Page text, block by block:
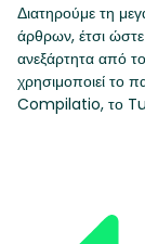
Διατηρούμε τη
άρθρων, έτσι
ανεξάρτητα από
χρησιμοποιεί το
Compilatio, το